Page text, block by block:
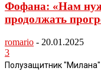
Фофана: «Нам
продолжать
romario - 20.01.2025
3
Полузащитник